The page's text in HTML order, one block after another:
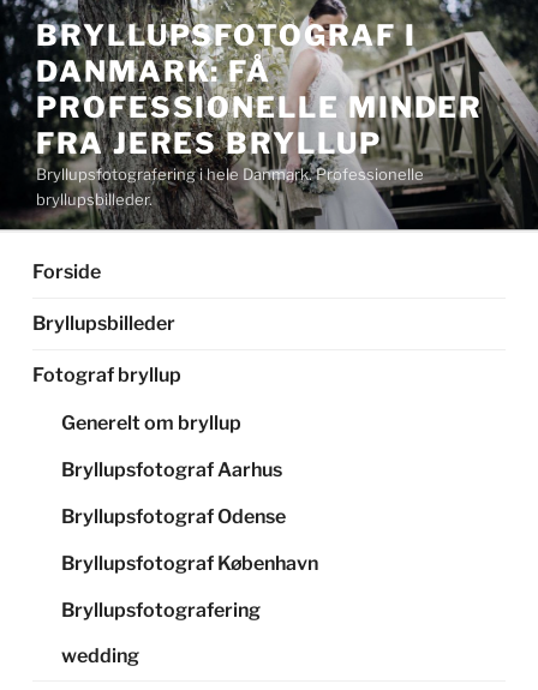
Videre
til
indhold
BRYLLUPSFOTOGRAF I
DANMARK: FÅ
PROFESSIONELLE MINDER
FRA JERES BRYLLUP
Bryllupsfotografering i hele Danmark. Professionelle
bryllupsbilleder.
Forside
Bryllupsbilleder
Fotograf bryllup
Generelt om bryllup
Bryllupsfotograf Aarhus
Bryllupsfotograf Odense
Bryllupsfotograf København
Bryllupsfotografering
wedding